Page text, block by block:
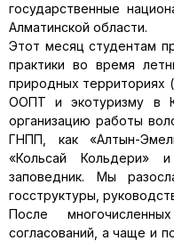
государственные
Алматинской области.
Этот месяц студентам
практики во время
природных
ООПТ и экотуризму в
организацию работы
ГНПП, как «Алтын-
«Кольсай Кольдери» и
заповедник. Мы
госструктуры,
После
согласований, а чаще и